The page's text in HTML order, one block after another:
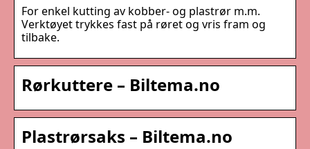
For enkel kutting av kobber- og plastrør m.m.
Verktøyet trykkes fast på røret og vris fram og
tilbake.
Rørkuttere – Biltema.no
Plastrørsaks – Biltema.no